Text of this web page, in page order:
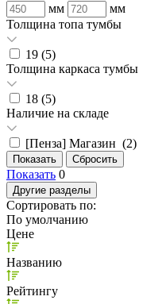
мм
мм
Толщина топа тумбы
19 (5)
Толщина каркаса тумбы
18 (5)
Наличие на складе
[Пенза] Магазин (2)
Показать 0
Другие разделы
Сортировать по:
По умолчанию
Цене
Названию
Рейтингу